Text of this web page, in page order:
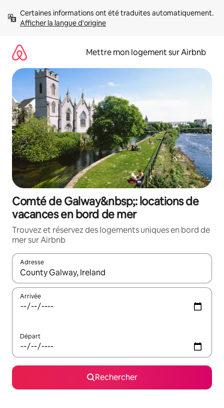
directement
Afficher la langue d'origine
Mettre mon logement sur Airbnb
Comté de Galway&nbsp;: locations de
vacances en bord de mer
Trouvez et réservez des logements uniques en bord de
mer sur Airbnb
Adresse
Lorsque les résultats s'affichent, utilisez les flèches vers le
Arrivée
Départ
Rechercher